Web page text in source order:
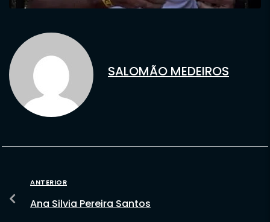
SALOMÃO MEDEIROS
ANTERIOR
Ana Silvia Pereira Santos